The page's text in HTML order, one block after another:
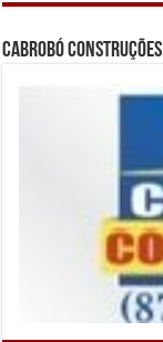
Cabrobó Construções